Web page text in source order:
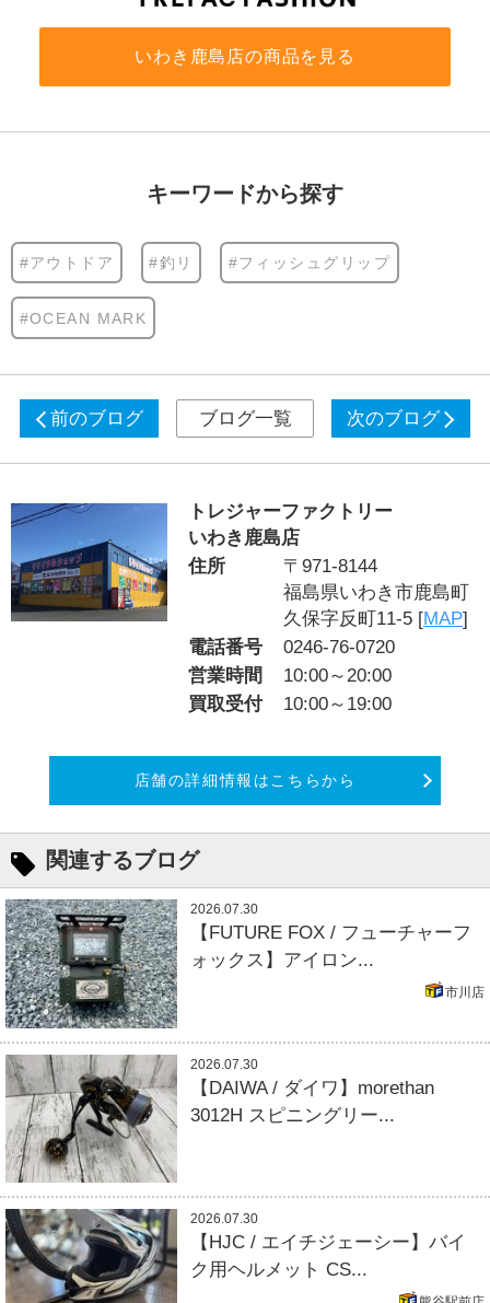
いわき鹿島店の商品を見る
キーワードから探す
#アウトドア #釣リ #フィッシュグリップ
#OCEAN MARK
前のブログ ブログ一覧 次のブログ
トレジャーファクトリー
いわき鹿島店
住所
〒971-8144
福島県いわき市鹿島町
久保字反町11-5 [MAP]
電話番号
0246-76-0720
営業時間
10:00～20:00
買取受付
10:00～19:00
店舗の詳細情報はこちらから
関連するブログ
2026.07.30
【FUTURE FOX / フューチャーフ
ォックス】アイロン...
市川店
2026.07.30
【DAIWA / ダイワ】morethan
3012H スピニングリー...
2026.07.30
【HJC / エイチジェーシー】バイ
ク用ヘルメット CS...